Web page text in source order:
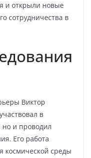
и открыли новые
сотрудничества в
Виктор
в
но и проводил
Его работа
космической среды